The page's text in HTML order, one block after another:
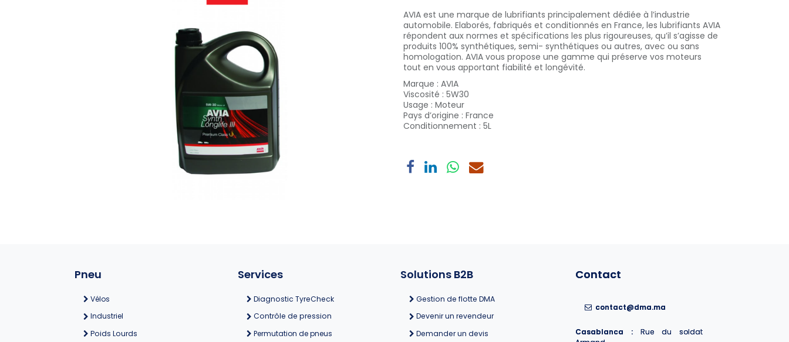
AVIA est une marque de lubrifiants principalement dédiée à l’industrie
automobile. Elaborés, fabriqués et conditionnés en France, les lubrifiants AVIA
répondent aux normes et spécifications les plus rigoureuses, qu’il s’agisse de
produits 100% synthétiques, semi- synthétiques ou autres, avec ou sans
homologation. AVIA vous propose une gamme qui préserve vos moteurs
tout en vous apportant fiabilité et longévité.
Marque : AVIA
Viscosité : 5W30
Usage : Moteur
Pays d’origine : France
Conditionnement : 5L
Services
Diagnostic TyreCheck
Contrôle de pression
Permutation de pneus
Solutions B2B
Gestion de flotte DMA
Devenir un revendeur
Demander un devis
Contact
contact@dma.ma
Casablanca :
Rue du soldat
Contact
contact@dma.ma
Casablanca :
Rue du soldat
Pneu
Vélos
Industriel
Poids Lourds